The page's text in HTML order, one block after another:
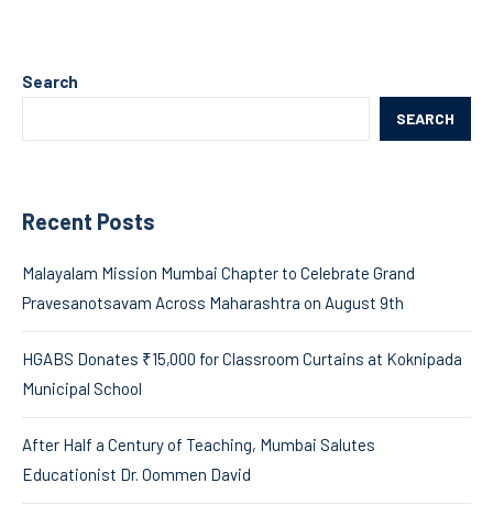
Search
SEARCH
Recent Posts
Malayalam Mission Mumbai Chapter to Celebrate Grand
Pravesanotsavam Across Maharashtra on August 9th
HGABS Donates ₹15,000 for Classroom Curtains at Koknipada
Municipal School
After Half a Century of Teaching, Mumbai Salutes
Educationist Dr. Oommen David